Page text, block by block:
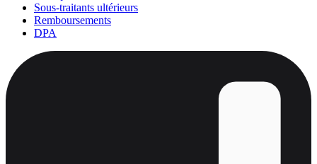
Sous-traitants ultérieurs
Remboursements
DPA